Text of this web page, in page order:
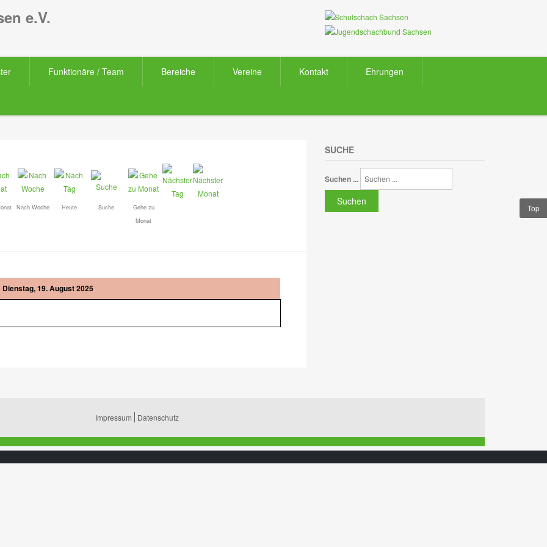
e.V.
Funktionäre / Team Bereiche Vereine Kontakt Ehrungen
Nach Woche Heute Suche
Gehe zu
Monat
Dienstag, 19. August 2025
SUCHE
Suchen ...
Suchen
Impressum Datenschutz
Top